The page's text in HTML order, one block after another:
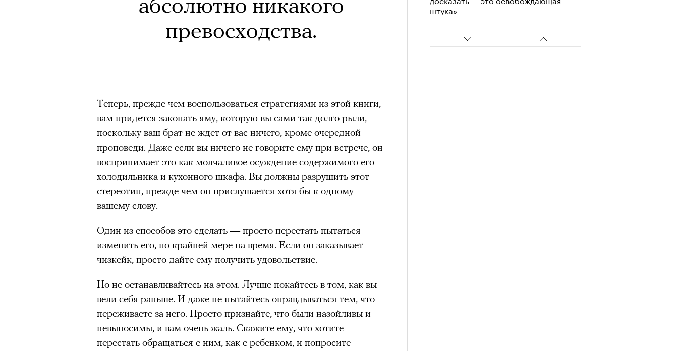
штука»
абсолютно никакого
превосходства.
Теперь, прежде чем воспользоваться стратегиями из этой книги,
вам придется закопать яму, которую вы сами так долго рыли,
поскольку ваш брат не ждет от вас ничего, кроме очередной
проповеди. Даже если вы ничего не говорите ему при встрече, он
воспринимает это как молчаливое осуждение содержимого его
холодильника и кухонного шкафа. Вы должны разрушить этот
стереотип, прежде чем он прислушается хотя бы к одному
вашему слову.
Один из способов это сделать — просто перестать пытаться
изменить его, по крайней мере на время. Если он заказывает
чизкейк, просто дайте ему получить удовольствие.
Но не останавливайтесь на этом. Лучше покайтесь в том, как вы
вели себя раньше. И даже не пытайтесь оправдываться тем, что
переживаете за него. Просто признайте, что были назойливы и
невыносимы, и вам очень жаль. Скажите ему, что хотите
перестать обращаться с ним, как с ребенком, и попросите